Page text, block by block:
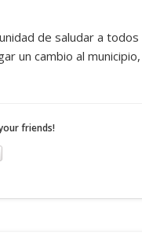
de saludar a
un cambio al
friends!